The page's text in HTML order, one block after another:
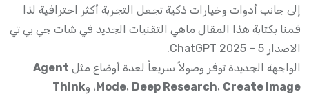
إلى جانب أدوات وخيارات ذكية تجعل التجربة أكثر احترافية لذا
قمنا بكتابة هذا المقال ماهي التقنيات الجديد في شات جي بي تي
الاصدار 5 – ChatGPT 2025.
الواجهة الجديدة توفر وصولاً سريعاً لعدة أوضاع مثل Agent
Mode، Deep Research، Create Image ، وThink